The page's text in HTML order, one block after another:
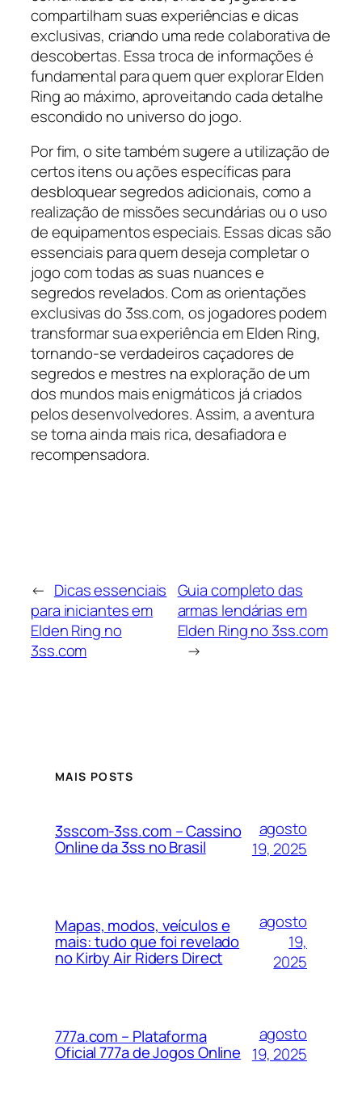
compartilham suas experiências e dicas
exclusivas, criando uma rede colaborativa de
descobertas. Essa troca de informações é
fundamental para quem quer explorar Elden
Ring ao máximo, aproveitando cada detalhe
escondido no universo do jogo.
Por fim, o site também sugere a utilização de
certos itens ou ações específicas para
desbloquear segredos adicionais, como a
realização de missões secundárias ou o uso
de equipamentos especiais. Essas dicas são
essenciais para quem deseja completar o
jogo com todas as suas nuances e
segredos revelados. Com as orientações
exclusivas do 3ss.com, os jogadores podem
transformar sua experiência em Elden Ring,
tornando-se verdadeiros caçadores de
segredos e mestres na exploração de um
dos mundos mais enigmáticos já criados
pelos desenvolvedores. Assim, a aventura
se torna ainda mais rica, desafiadora e
recompensadora.
← Dicas essenciais
para iniciantes em
Elden Ring no
3ss.com
Guia completo das
armas lendárias em
Elden Ring no 3ss.com
→
MAIS POSTS
3sscom-3ss.com – Cassino
Online da 3ss no Brasil
agosto
19, 2025
Mapas, modos, veículos e
mais: tudo que foi revelado
no Kirby Air Riders Direct
agosto
19,
2025
777a.com – Plataforma
Oficial 777a de Jogos Online
agosto
19, 2025